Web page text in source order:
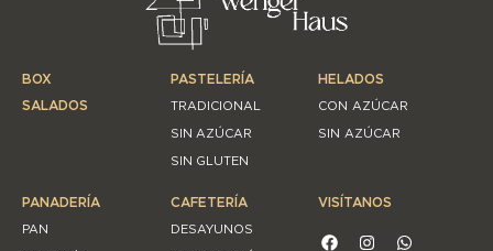
BOX
SALADOS
PASTELERÍA
TRADICIONAL
SIN AZÚCAR
SIN GLUTEN
HELADOS
CON AZÚCAR
SIN AZÚCAR
PANADERÍA
PAN
CAFETERÍA
DESAYUNOS
VISÍTANOS